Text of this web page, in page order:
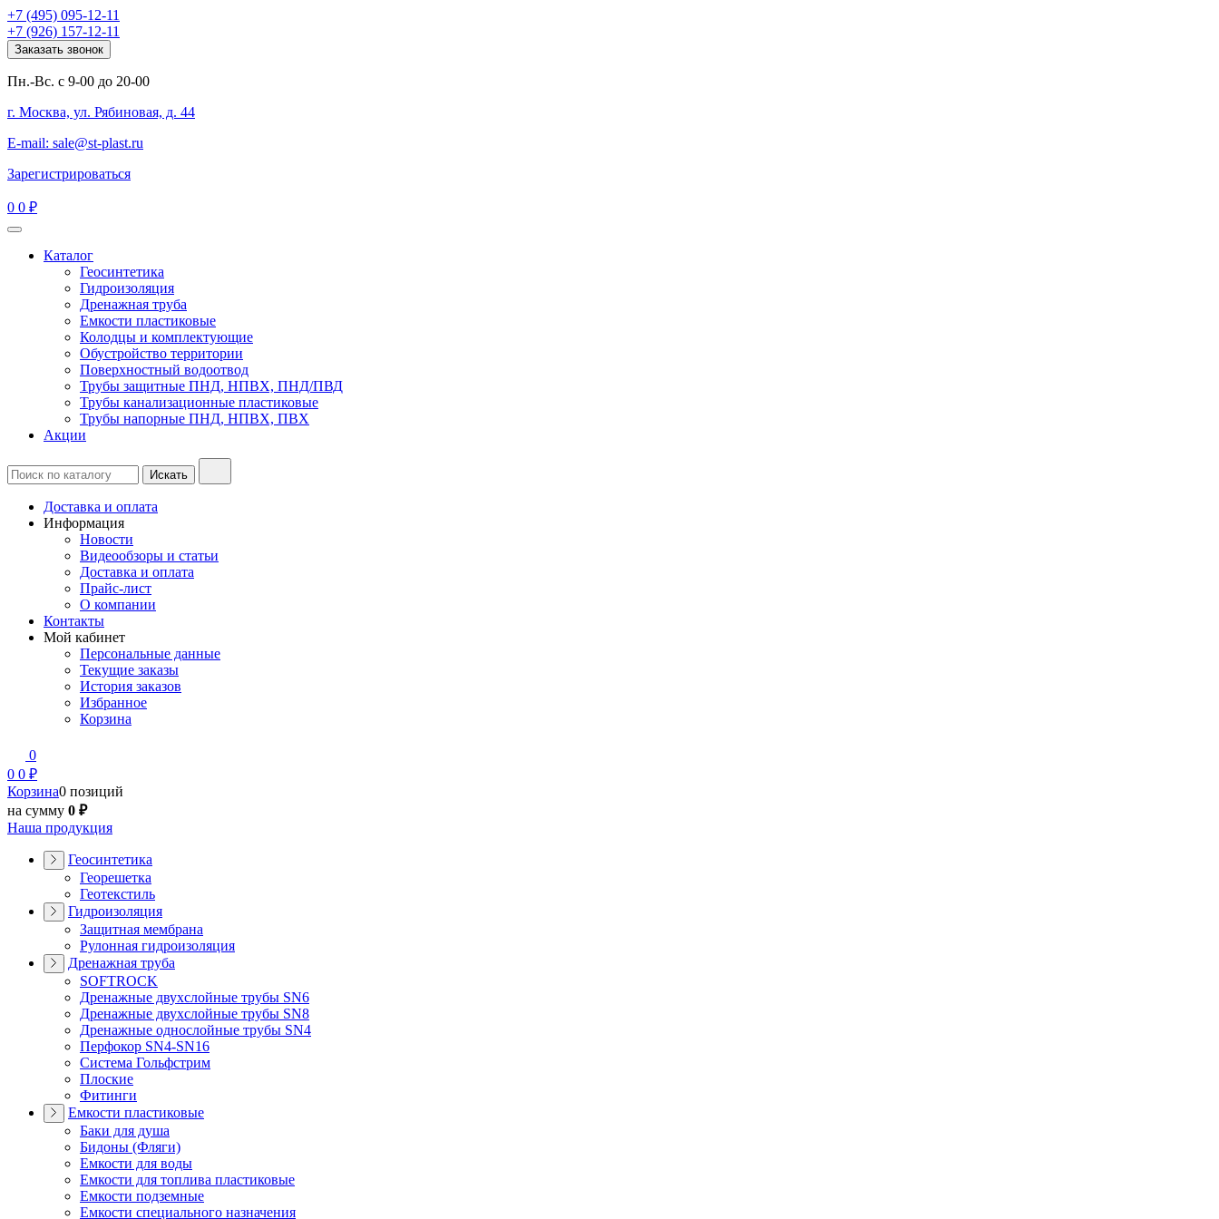
+7 (495) 095-12-11
+7 (926) 157-12-11
Заказать звонок
Пн.-Вс. с 9-00 до 20-00
г. Москва, ул. Рябиновая, д. 44
E-mail: sale@st-plast.ru
Зарегистрироваться
0 0 ₽
Каталог
Геосинтетика
Гидроизоляция
Дренажная труба
Емкости пластиковые
Колодцы и комплектующие
Обустройство территории
Поверхностный водоотвод
Трубы защитные ПНД, НПВХ, ПНД/ПВД
Трубы канализационные пластиковые
Трубы напорные ПНД, НПВХ, ПВХ
Акции
Доставка и оплата
Информация
Новости
Видеообзоры и статьи
Доставка и оплата
Прайс-лист
О компании
Контакты
Мой кабинет
Персональные данные
Текущие заказы
История заказов
Избранное
Корзина
0
0 0 ₽
Корзина0 позиций
на сумму 0 ₽
Наша продукция
Геосинтетика
Георешетка
Геотекстиль
Гидроизоляция
Защитная мембрана
Рулонная гидроизоляция
Дренажная труба
SOFTROCK
Дренажные двухслойные трубы SN6
Дренажные двухслойные трубы SN8
Дренажные однослойные трубы SN4
Перфокор SN4-SN16
Система Гольфстрим
Плоские
Фитинги
Емкости пластиковые
Баки для душа
Бидоны (Фляги)
Емкости для воды
Емкости для топлива пластиковые
Емкости подземные
Емкости специального назначения